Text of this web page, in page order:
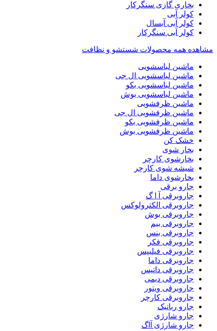
بخاری گازی سنگرکار
کولر آبی
کولر آبی آبسال
کولر آبی سنگرکار
مشاهده همه محصولات شستشو و نظافت
ماشین لباسشویی
ماشین لباسشویی ال جی
ماشین لباسشویی بکو
ماشین لباسشویی بوش
ماشین ظرفشویی
ماشین ظرفشویی ال جی
ماشین ظرفشویی بکو
ماشین ظرفشویی بوش
خشک کن
بخار شوی
بخارشوی کارچر
شیشه شوی کارچر
بخارشوی داما
جارو برقی
جاروبرقی آ ا گ
جاروبرقی الکترولوکس
جاروبرقی بوش
جاروبرقی بیم
جاروبرقی بنس
جاروبرقی فکر
جاروبرقی فیلیپس
جاروبرقی داما
جاروبرقی داتیس
جاروبرقی دیمی
جاروبرقی ویتور
جاروبرقی کارچر
جارو رباتیک
جارو شارژی
جارو شارژی آاگ